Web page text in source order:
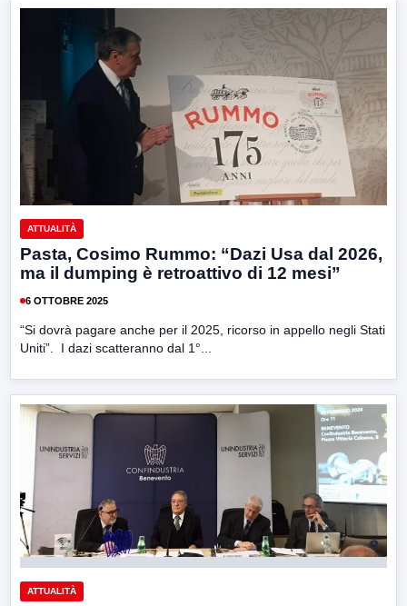
ATTUALITÀ
Pasta, Cosimo Rummo: “Dazi Usa dal 2026,
ma il dumping è retroattivo di 12 mesi”
6 OTTOBRE 2025
“Si dovrà pagare anche per il 2025, ricorso in appello negli Stati
Uniti”. I dazi scatteranno dal 1°...
ATTUALITÀ